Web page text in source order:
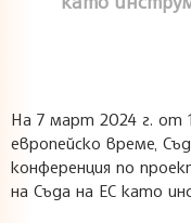
На 7 март 2024 г. от
европейско време,
конференция по
на Съда на ЕС като